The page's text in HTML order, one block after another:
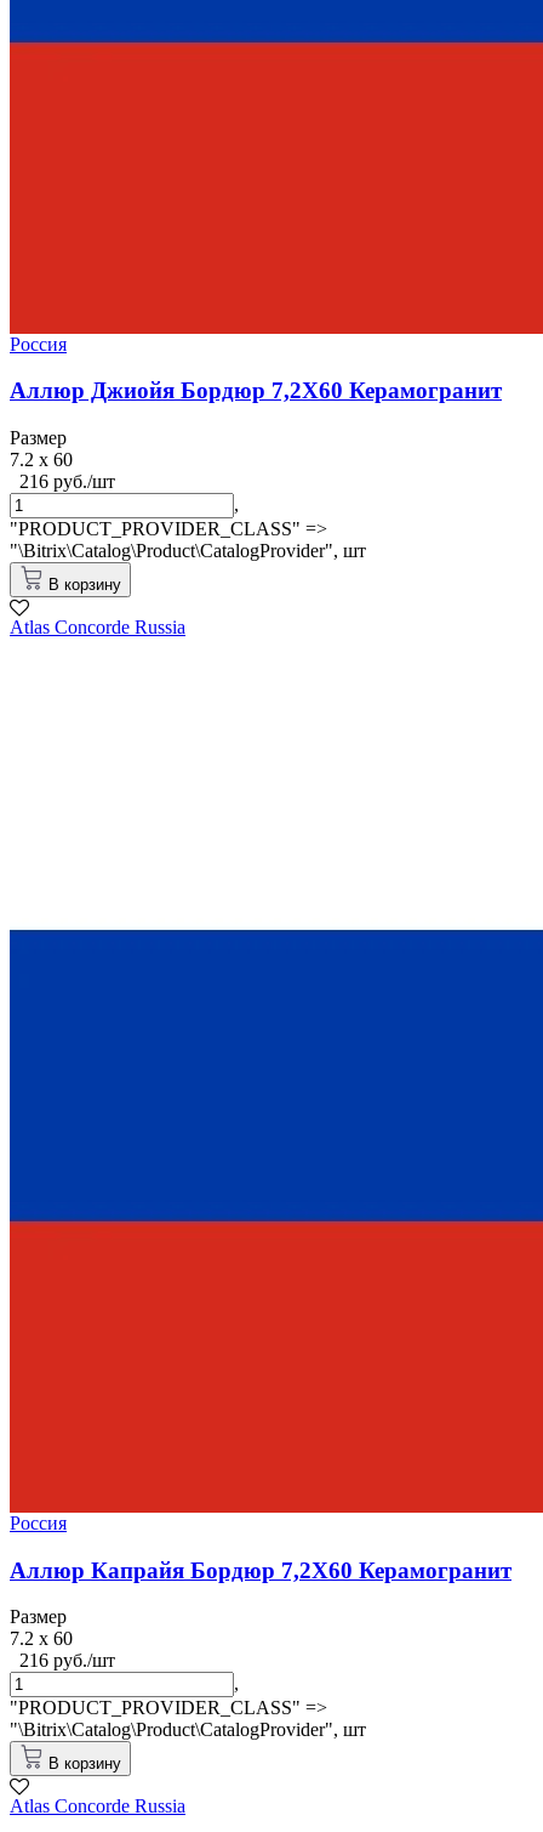
Россия
Аллюр Джиойя Бордюр 7,2X60 Керамогранит
Размер
7.2 x 60
216 руб./шт
,
"PRODUCT_PROVIDER_CLASS" =>
"\Bitrix\Catalog\Product\CatalogProvider", шт
В корзину
Atlas Concorde Russia
Россия
Аллюр Капрайя Бордюр 7,2X60 Керамогранит
Размер
7.2 x 60
216 руб./шт
,
"PRODUCT_PROVIDER_CLASS" =>
"\Bitrix\Catalog\Product\CatalogProvider", шт
В корзину
Atlas Concorde Russia